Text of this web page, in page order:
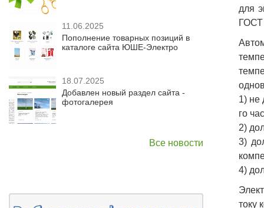
11.06.2025
Пополнение товарных позиций в
каталоге сайта ЮШЕ-Электро
18.07.2025
Добавлен новый раздел сайта -
фотогалерея
Все новости
для
ГОСТ
1) не
го
2)
3)
4)
току